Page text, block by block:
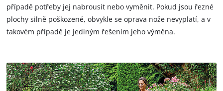
případě potřeby jej nabrousit nebo vyměnit. Pokud jsou řezné
plochy silně poškozené, obvykle se oprava nože nevyplatí, a v
takovém případě je jediným řešením jeho výměna.